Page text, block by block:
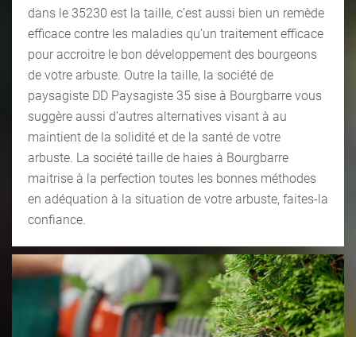
dans le 35230 est la taille, c’est aussi bien un remède
efficace contre les maladies qu’un traitement efficace
pour accroitre le bon développement des bourgeons
de votre arbuste. Outre la taille, la société de
paysagiste DD Paysagiste 35 sise à Bourgbarre vous
suggère aussi d’autres alternatives visant à au
maintient de la solidité et de la santé de votre
arbuste. La société taille de haies à Bourgbarre
maitrise à la perfection toutes les bonnes méthodes
en adéquation à la situation de votre arbuste, faites-la
confiance.